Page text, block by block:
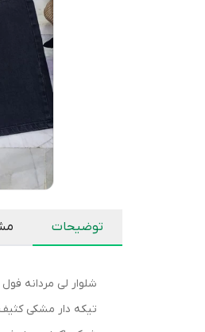
توضیحات
شلوار لی مردانه فول بگ
تیکه دار مشکی